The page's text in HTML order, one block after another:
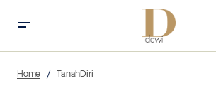
Home TanahDiri